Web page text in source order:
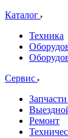
Каталог
Техника
Сервис
Ремонт